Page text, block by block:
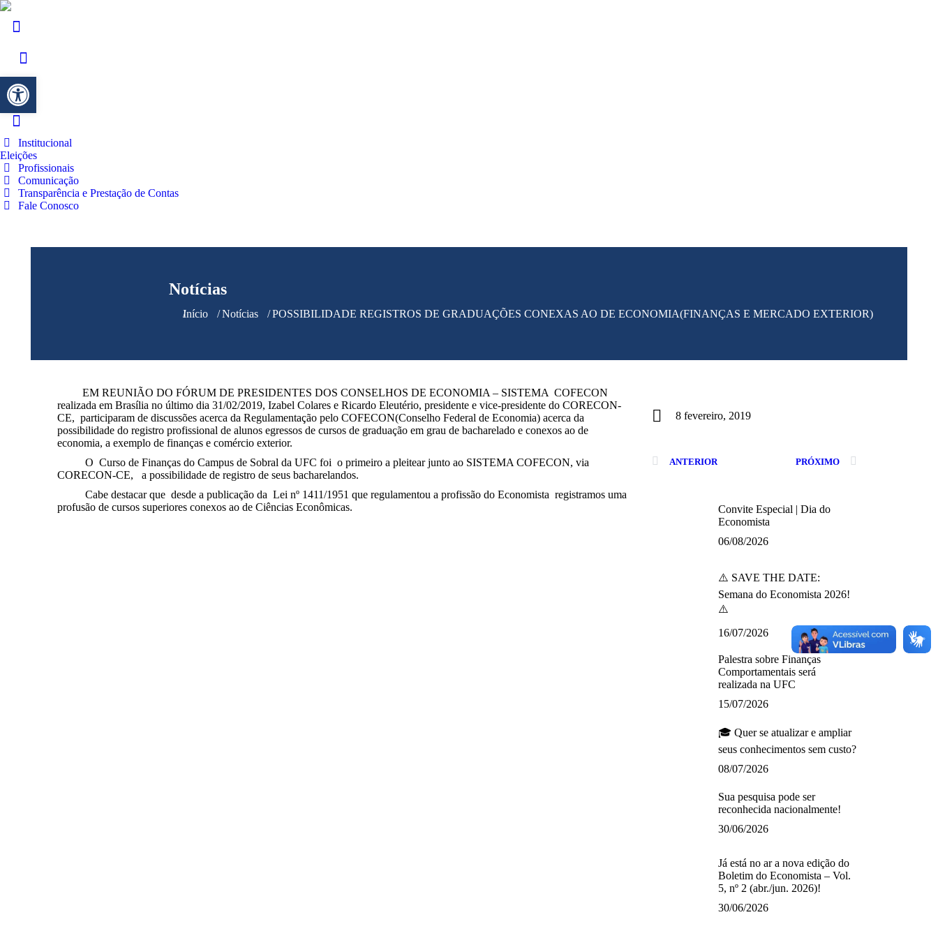
Institucional
Eleições
Profissionais
Comunicação
Transparência e Prestação de Contas
Fale Conosco
Notícias
Você está aqui:
Início Notícias POSSIBILIDADE REGISTROS DE GRADUAÇÕES CONEXAS AO DE ECONOMIA(FINANÇAS E MERCADO EXTERIOR)
EM REUNIÃO DO FÓRUM DE PRESIDENTES DOS CONSELHOS DE ECONOMIA – SISTEMA COFECON
realizada em Brasília no último dia 31/02/2019, Izabel Colares e Ricardo Eleutério, presidente e vice-presidente do CORECON-
CE, participaram de discussões acerca da Regulamentação pelo COFECON(Conselho Federal de Economia) acerca da
possibilidade do registro profissional de alunos egressos de cursos de graduação em grau de bacharelado e conexos ao de
economia, a exemplo de finanças e comércio exterior.
O Curso de Finanças do Campus de Sobral da UFC foi o primeiro a pleitear junto ao SISTEMA COFECON, via
CORECON-CE, a possibilidade de registro de seus bacharelandos.
Cabe destacar que desde a publicação da Lei nº 1411/1951 que regulamentou a profissão do Economista registramos uma
profusão de cursos superiores conexos ao de Ciências Econômicas.
8 fevereiro, 2019
ANTERIOR PRÓXIMO
Convite Especial | Dia do
Economista
06/08/2026
⚠️ SAVE THE DATE:
Semana do Economista 2026!
⚠️
16/07/2026
Palestra sobre Finanças
Comportamentais será
realizada na UFC
15/07/2026
🎓 Quer se atualizar e ampliar
seus conhecimentos sem custo?
08/07/2026
Sua pesquisa pode ser
reconhecida nacionalmente!
30/06/2026
Já está no ar a nova edição do
Boletim do Economista – Vol.
5, nº 2 (abr./jun. 2026)!
30/06/2026
Barra de Ferramentas Aberta